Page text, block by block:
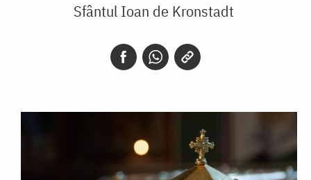
Sfântul Ioan de Kronstadt